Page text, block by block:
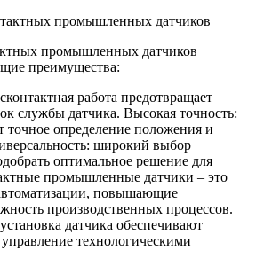
промышленных датчиков
промышленных датчиков
преимущества:
работа предотвращает
службы датчика. Высокая точность:
точное определение положения и
широкий выбор
оптимальное решение для
промышленные датчики – это
повышающие
производственных процессов.
датчика обеспечивают
технологическими